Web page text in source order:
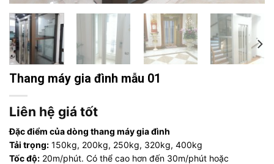
Thang máy gia đình mẫu 01
Liên hệ giá tốt
Đặc điểm của dòng thang máy gia đình
Tải trọng: 150kg, 200kg, 250kg, 320kg, 400kg
Tốc độ: 20m/phút. Có thể cao hơn đến 30m/phút hoặc